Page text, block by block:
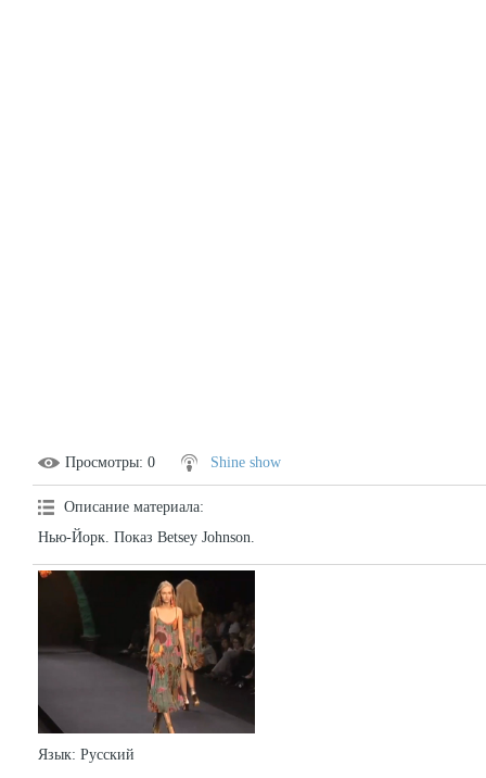
Просмотры: 0 Shine show
Описание материала:
Нью-Йорк. Показ Betsey Johnson.
Язык: Русский